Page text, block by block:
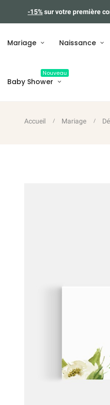
-15%sur votre première
Mariage Naissance
Baby Shower
Nouveau
Accueil Mariage